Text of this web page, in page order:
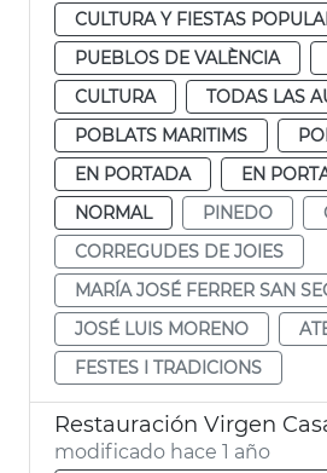
CULTURA Y FIESTAS
PUEBLOS DE VALÈNCIA
CULTURA
TODAS LAS
POBLATS MARITIMS
EN PORTADA
EN
NORMAL
PINEDO
CORREGUDES DE JOIES
MARÍA JOSÉ FERRER SAN
JOSÉ LUIS MORENO
FESTES I TRADICIONS
Restauración Virgen
modificado hace 1 año